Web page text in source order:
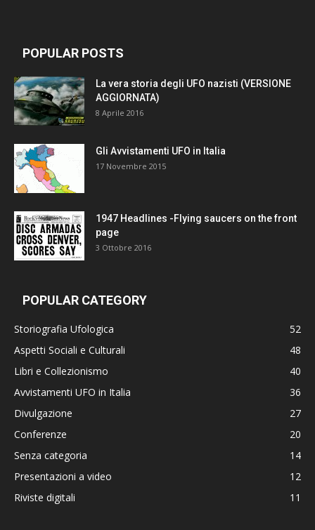
POPULAR POSTS
La vera storia degli UFO nazisti (VERSIONE
AGGIORNATA)
8 Aprile 2016
Gli Avvistamenti UFO in Italia
17 Novembre 2015
1947 Headlines -Flying saucers on the front
page
3 Ottobre 2016
POPULAR CATEGORY
Storiografia Ufologica
52
Aspetti Sociali e Culturali
48
Libri e Collezionismo
40
Avvistamenti UFO in Italia
36
Divulgazione
27
Conferenze
20
Senza categoria
14
Presentazioni a video
12
Riviste digitali
11